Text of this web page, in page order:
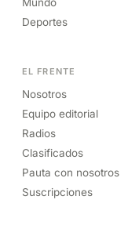
Deportes
EL FRENTE
Nosotros
Equipo editorial
Radios
Clasificados
Pauta con nosotros
Suscripciones